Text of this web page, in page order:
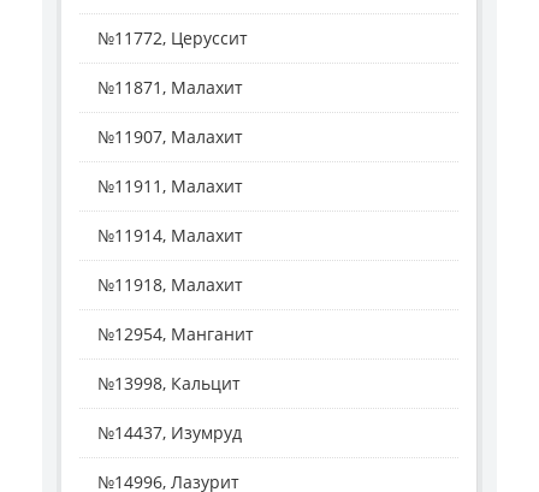
№11772, Церуссит
№11871, Малахит
№11907, Малахит
№11911, Малахит
№11914, Малахит
№11918, Малахит
№12954, Манганит
№13998, Кальцит
№14437, Изумруд
№14996, Лазурит